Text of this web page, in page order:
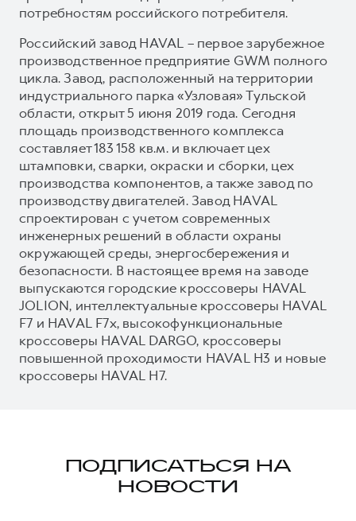
потребностям российского потребителя.
Российский завод HAVAL – первое зарубежное
производственное предприятие GWM полного
цикла. Завод, расположенный на территории
индустриального парка «Узловая» Тульской
области, открыт 5 июня 2019 года. Сегодня
площадь производственного комплекса
составляет 183 158 кв.м. и включает цех
штамповки, сварки, окраски и сборки, цех
производства компонентов, а также завод по
производству двигателей. Завод HAVAL
спроектирован с учетом современных
инженерных решений в области охраны
окружающей среды, энергосбережения и
безопасности. В настоящее время на заводе
выпускаются городские кроссоверы HAVAL
JOLION, интеллектуальные кроссоверы HAVAL
F7 и HAVAL F7x, высокофункциональные
кроссоверы HAVAL DARGO, кроссоверы
повышенной проходимости HAVAL H3 и новые
кроссоверы HAVAL H7.
ПОДПИСАТЬСЯ НА
НОВОСТИ